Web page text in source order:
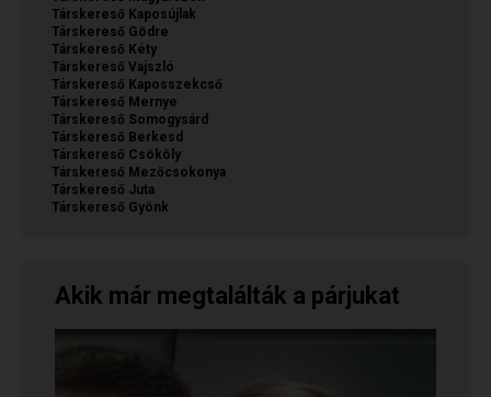
Társkereső Kaposújlak
Társkereső Gödre
Társkereső Kéty
Társkereső Vajszló
Társkereső Kaposszekcső
Társkereső Mernye
Társkereső Somogysárd
Társkereső Berkesd
Társkereső Csököly
Társkereső Mezőcsokonya
Társkereső Juta
Társkereső Gyönk
Akik már megtalálták a párjukat